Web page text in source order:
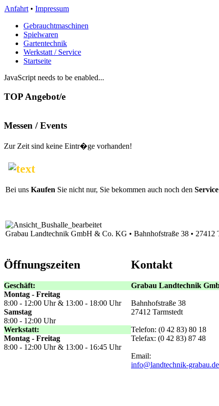
Anfahrt • Impressum
Gebrauchtmaschinen
Spielwaren
Gartentechnik
Werkstatt / Service
Startseite
JavaScript needs to be enabled...
TOP Angebot/e
Messen / Events
Zur Zeit sind keine Eintr�ge vorhanden!
Bei uns Kaufen Sie nicht nur, Sie bekommen auch noch den
Grabau Landtechnik GmbH & Co. KG • Bahnhofstraße 38 • 27412
Öffnungszeiten
Geschäft:
Montag - Freitag
8:00 - 12:00 Uhr & 13:00 - 18:00 Uhr
Samstag
8:00 - 12:00 Uhr
Werkstatt:
Montag - Freitag
8:00 - 12:00 Uhr & 13:00 - 16:45 Uhr
Kontakt
Grabau Landtechnik
Bahnhofstraße 38
27412 Tarmstedt
Telefon: (0 42 83) 80 18
Telefax: (0 42 83) 87 48
Email:
info@landtechnik-grabau.de